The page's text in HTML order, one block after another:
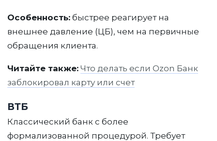
Особенность: быстрее реагирует на
внешнее давление (ЦБ), чем на первичные
обращения клиента.
Читайте также: Что делать если Ozon Банк
заблокировал карту или счет
ВТБ
Классический банк с более
формализованной процедурой. Требует
Контакты
+7 (963) 900-24-52